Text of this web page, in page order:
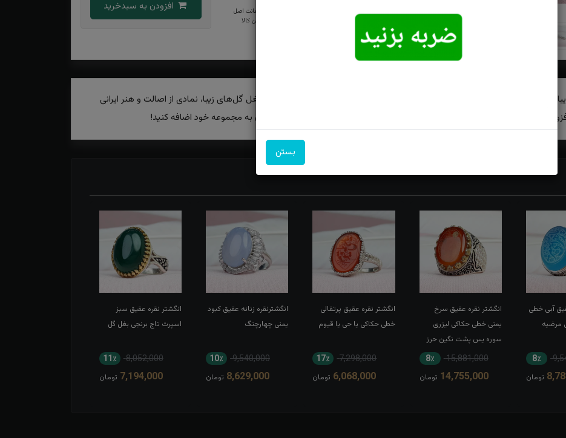
امکان تحویل
اکسپرس
امکان پرداخت
ضمانت اصل
بودن کالا
و معنویت را همزمان تجربه کنید. با رکاب صفوی و حکاکی دقیق، این اثر هنری با بغل گل‌های زیبا، نمادی از اصالت و هنر ایرانی
جلوه‌ای متفاوت و شیک به استایل شماست. فرصت را از دست ندهید و هم‌اکنون به مجموعه خود اضافه کنید!
آبی خطی
مرضیه
8٪
تومان
انگشتر نقره عقیق سرخ
یمنی خطی حکاکی لیزری
سوره یس پشت نگین حرز
کبیر امام جواد(ع) رکاب تاج
برنجی بغل طرح ضریح
15,881,000 8٪
14,755,000 تومان
انگشتر نقره عقیق پرتقالی
خطی حکاکی یا حی یا قیوم
7,298,000 17٪
6,068,000 تومان
انگشترنقره زنانه عقیق کبود
یمنی چهارچنگ
9,540,000 10٪
8,629,000 تومان
انگشتر نقره عقیق سبز
اسپرت تاج برنجی بغل گل
8,052,000 11٪
7,194,000 تومان
بستن